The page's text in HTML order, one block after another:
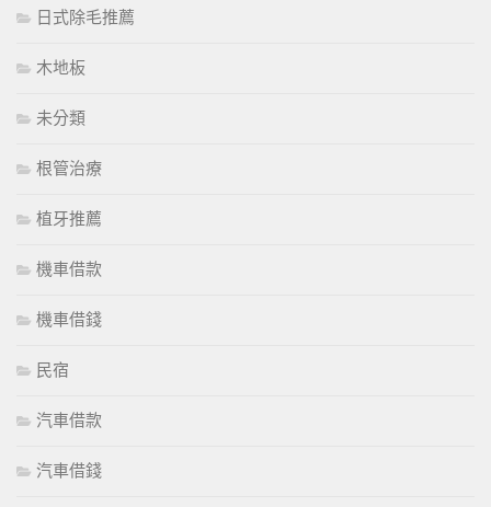
日式除毛推薦
木地板
未分類
根管治療
植牙推薦
機車借款
機車借錢
民宿
汽車借款
汽車借錢